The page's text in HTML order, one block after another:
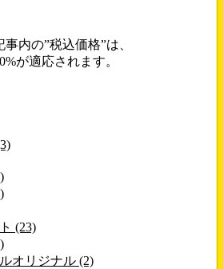
内の”税込価格”は、
が適応されます。
(23)
オリジナル (2)